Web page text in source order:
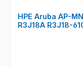
HPE Aruba AP-
R3J18A R3J18-